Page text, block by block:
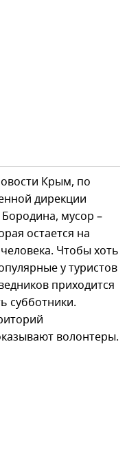
Крым, по
дирекции
мусор –
остается на
Чтобы хоть
у туристов
приходится
субботники.
волонтеры.